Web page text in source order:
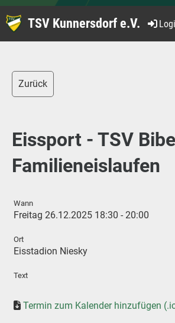
TSV Kunnersdorf e.V.
Zurück
Eissport - TSV
Familieneislaufen
Wann
Freitag 26.12.2025 18:30 - 20:00
Ort
Eisstadion Niesky
Text
Termin zum Kalender hinzufügen